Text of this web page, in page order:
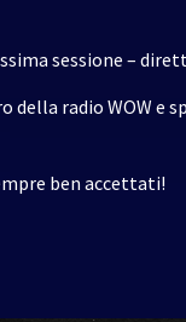
sessione –
della radio WOW e
ben accettati!